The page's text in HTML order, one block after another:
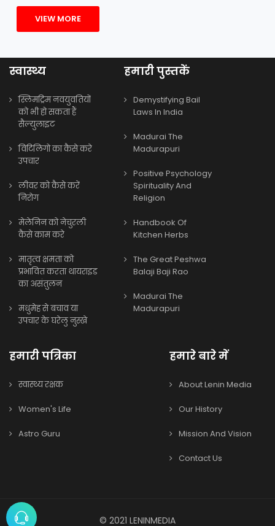
VIEW MORE
स्वास्थ्य
स्लिमट्रिम नवयुवतियों
को भी हो सकता हैं
सैल्युलाइट
विटिलिगो का कैसे करे
उपचार
लीवर को कैसे करें
निरोग
मेलेनिन को नेचुरली
कैसे काम करे
मातृत्व क्षमता को
प्रभावित करता थायराइड
का असंतुलन
मधुमेह से बचाव या
उपचार के घरेलु नुस्खे
हमारी पुस्तकें
Demystifying Bail
Laws In India
Madurai The
Madurapuri
Positive Psychology
Spirituality And
Religion
Handbook Of
Kitchen Herbs
The Great Peshwa
Balaji Baji Rao
Madurai The
Madurapuri
हमारी पत्रिका
स्वास्थ्य रक्षक
Women's Life
Astro Guru
हमारे बारे में
About Lenin Media
Our History
Mission And Vision
Contact Us
© 2021 LENINMEDIA